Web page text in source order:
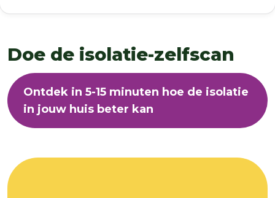
Doe de isolatie-zelfscan
Ontdek in 5-15 minuten hoe de isolatie
in jouw huis beter kan